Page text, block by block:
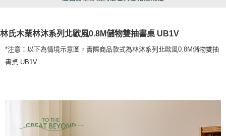
林氏木業林沐系列北歐風0.8M儲物雙抽書桌 UB1V
*注意：以下為情境示意圖，實際商品款式為林沐系列北歐風0.8M儲物雙抽
書桌 UB1V